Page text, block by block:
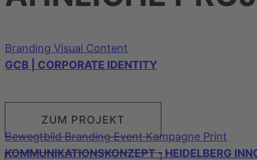
Branding Visual Content
GCB | CORPORATE IDENTITY
ZUM PROJEKT
Bewegtbild Branding Event Kampagne Print
KOMMUNIKATIONSKONZEPT - HEIDELBERG